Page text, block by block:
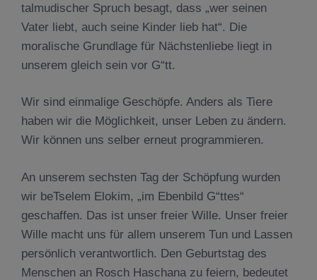
talmudischer Spruch besagt, dass „wer seinen
Vater liebt, auch seine Kinder lieb hat“. Die
moralische Grundlage für Nächstenliebe liegt in
unserem gleich sein vor G“tt.
Wir sind einmalige Geschöpfe. Anders als Tiere
haben wir die Möglichkeit, unser Leben zu ändern.
Wir können uns selber erneut programmieren.
An unserem sechsten Tag der Schöpfung wurden
wir beTselem Elokim, „im Ebenbild G“ttes“
geschaffen. Das ist unser freier Wille. Unser freier
Wille macht uns für allem unserem Tun und Lassen
persönlich verantwortlich. Den Geburtstag des
Menschen an Rosch Haschana zu feiern, bedeutet